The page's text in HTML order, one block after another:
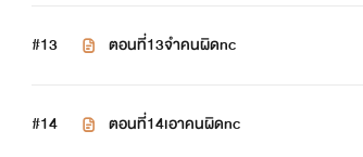
#13 ตอนที่13จำคนผิดnc
#14 ตอนที่14เอาคนผิดnc